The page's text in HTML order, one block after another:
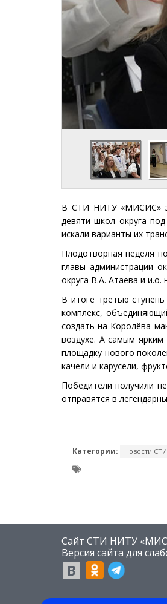
В СТИ НИТУ «МИСИС»
девяти школ округа
искали варианты их
Плодотворная неделя
главы администрации
округа В.А. Атаева и
В итоге третью
комплекс,
создать на Королёва
воздухе. А самым
площадку нового
качели и карусели,
Победители получили
отправятся в
Категории: Новости
Сайт СТИ НИТУ
​Версия сайта для